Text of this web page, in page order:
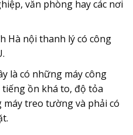
văn phòng hay các nơi
Hà nội thanh lý có công
là có những máy công
ồn khá to, độ tỏa
treo tường và phải có